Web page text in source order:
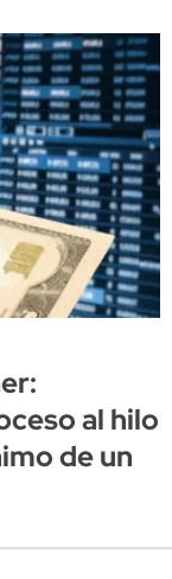
al hilo
de un